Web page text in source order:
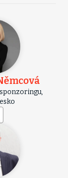
sponzoringu,